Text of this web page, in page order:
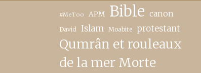
#MeToo APM Bible canon
David Islam Moabite protestant
Qumrân et rouleaux
de la mer Morte